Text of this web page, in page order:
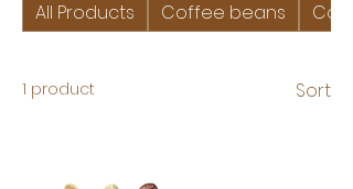
All Products Coffee beans
1 product Sort